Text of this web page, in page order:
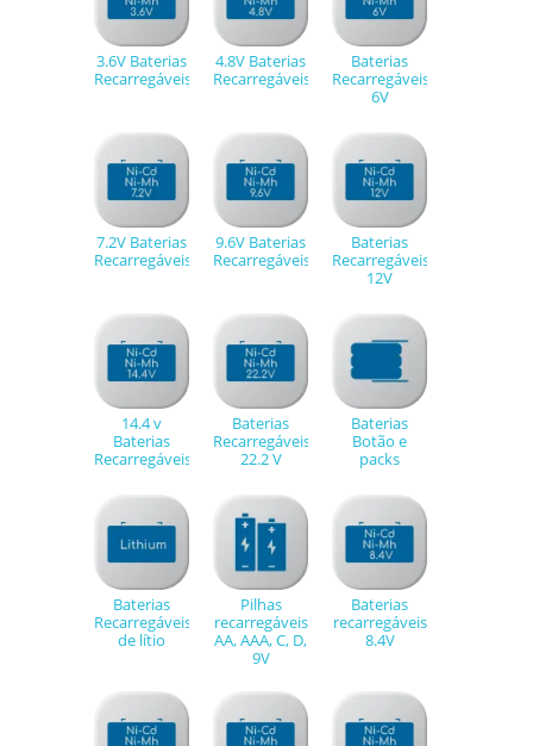
3.6V Baterias
Recarregáveis
4.8V Baterias
Recarregáveis
Baterias
Recarregáveis
6V
7.2V Baterias
Recarregáveis
9.6V Baterias
Recarregáveis
Baterias
Recarregáveis
12V
14.4 v
Baterias
Recarregáveis
Baterias
Recarregáveis
22.2 V
Baterias
Botão e
packs
Baterias
Recarregáveis
de lítio
Pilhas
recarregáveis
AA, AAA, C, D,
9V
Baterias
recarregáveis
8.4V